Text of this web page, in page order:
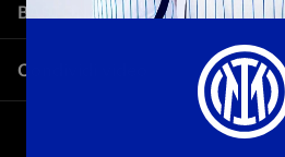
BASTONI VS FRATTESI |
Basto o Fratte, chi ne sa di più? ??
Friendship Test
Condividi video